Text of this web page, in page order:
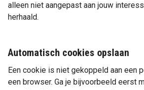
alleen niet aangepast aan jouw
herhaald.
Automatisch cookies opslaan
Een cookie is niet gekoppeld aan een
een browser. Ga je bijvoorbeeld eerst